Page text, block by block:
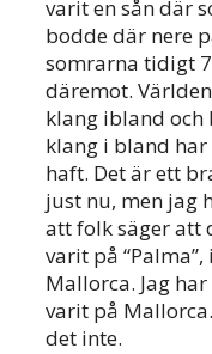
varit en sån där
bodde där nere
somrarna tidigt
däremot.
klang ibland och
klang i bland
haft. Det är ett
just nu, men jag
att folk säger att
varit på “Palma”,
Mallorca. Jag
varit på
det inte.